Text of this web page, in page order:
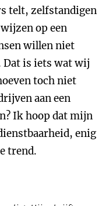
telt, zelfstandigen
op een
willen niet
Dat is iets wat wij
toch niet
aan een
Ik hoop dat mijn
enig
trend.